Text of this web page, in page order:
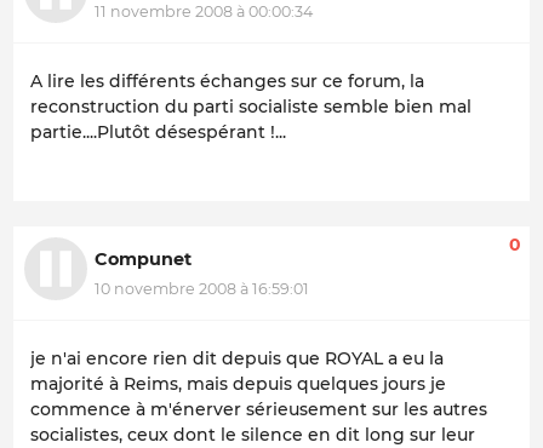
11 novembre 2008 à 00:00:34
A lire les différents échanges sur ce forum, la
reconstruction du parti socialiste semble bien mal
partie....Plutôt désespérant !...
Compunet
10 novembre 2008 à 16:59:01
0
je n'ai encore rien dit depuis que ROYAL a eu la
majorité à Reims, mais depuis quelques jours je
commence à m'énerver sérieusement sur les autres
socialistes, ceux dont le silence en dit long sur leur